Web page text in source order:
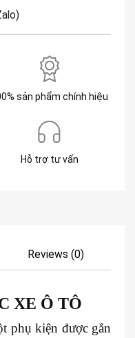
sản phẩm chính hiệu
Hỗ trợ tư vấn
Reviews (0)
XE Ô TÔ
phụ kiện được gắn